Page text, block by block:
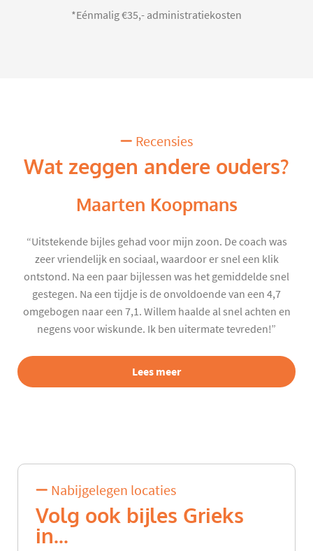
*Eénmalig €35,- administratiekosten
Recensies
Wat zeggen andere ouders?
Maarten Koopmans
“Uitstekende bijles gehad voor mijn zoon. De coach was
zeer vriendelijk en sociaal, waardoor er snel een klik
ontstond. Na een paar bijlessen was het gemiddelde snel
gestegen. Na een tijdje is de onvoldoende van een 4,7
omgebogen naar een 7,1. Willem haalde al snel achten en
negens voor wiskunde. Ik ben uitermate tevreden!”
Lees meer
Nabijgelegen locaties
Volg ook bijles Grieks
in...